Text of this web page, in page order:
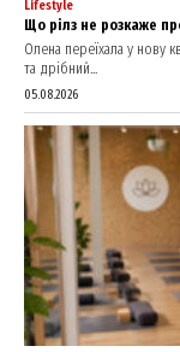
Lifestyle
Що рілз не розкаже
Олена переїхала у нову
та дрібний...
05.08.2026